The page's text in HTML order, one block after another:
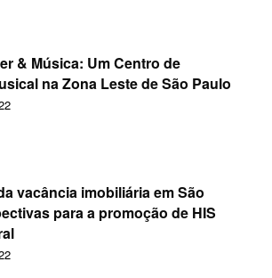
& Música: Um Centro de
na Zona Leste de São Paulo
vacância imobiliária em São
para a promoção de HIS